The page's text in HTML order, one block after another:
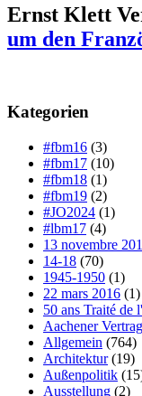
Ernst Klett
um den
Kategorien
#fbm16 (3)
#fbm17 (10)
#fbm18 (1)
#fbm19 (2)
#JO2024 (1)
#lbm17 (4)
13 novembre
14-18 (70)
1945-1950 (1)
22 mars 2016 (1)
50 ans Traité de
Aachener Vertrag
Allgemein (764)
Architektur(19)
Außenpolitik
Ausstellung (2)